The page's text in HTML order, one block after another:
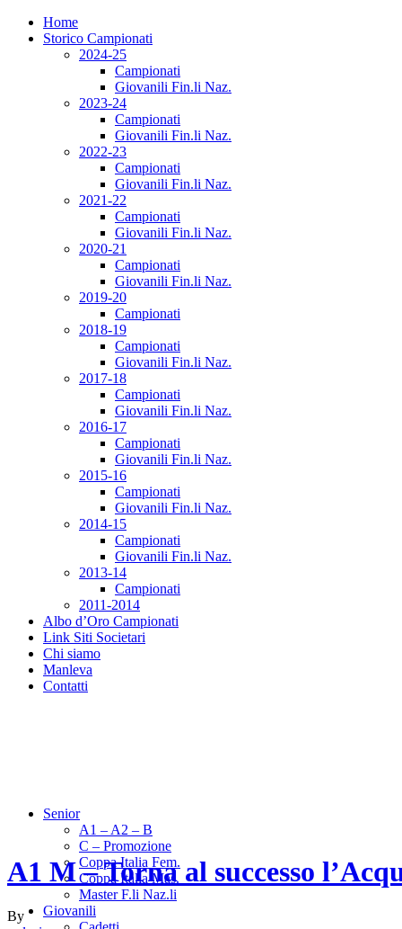
Home
Storico Campionati
2024-25
Campionati
Giovanili Fin.li Naz.
2023-24
Campionati
Giovanili Fin.li Naz.
2022-23
Campionati
Giovanili Fin.li Naz.
2021-22
Campionati
Giovanili Fin.li Naz.
2020-21
Campionati
Giovanili Fin.li Naz.
2019-20
Campionati
2018-19
Campionati
Giovanili Fin.li Naz.
2017-18
Campionati
Giovanili Fin.li Naz.
2016-17
Campionati
Giovanili Fin.li Naz.
2015-16
Campionati
Giovanili Fin.li Naz.
2014-15
Campionati
Giovanili Fin.li Naz.
2013-14
Campionati
2011-2014
Albo d’Oro Campionati
Link Siti Societari
Chi siamo
Manleva
Contatti
Senior
A1 – A2 – B
C – Promozione
Coppa Italia Fem.
Coppa Italia Mas.
Master F.li Naz.li
Giovanili
A1 M – Torna al successo
By